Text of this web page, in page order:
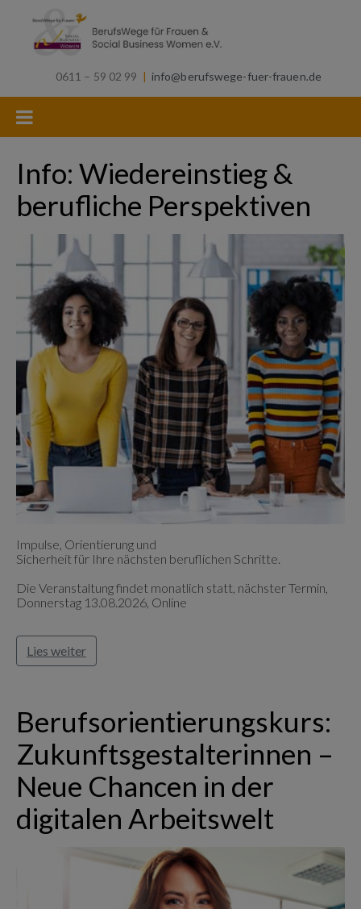
0611 – 59 02 99 | info@berufswege-fuer-frauen.de
Info: Wiedereinstieg &
berufliche Perspektiven
Impulse, Orientierung und
Sicherheit für Ihre nächsten beruflichen Schritte.
Die Veranstaltung findet monatlich statt, nächster Termin,
Donnerstag 13.08.2026, Online
Lies weiter
Berufsorientierungskurs:
Zukunftsgestalterinnen –
Neue Chancen in der
digitalen Arbeitswelt